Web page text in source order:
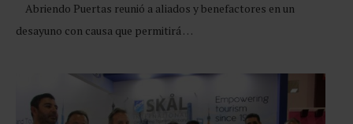
Abriendo Puertas reunió a aliados y benefactores en un
desayuno con causa que permitirá …